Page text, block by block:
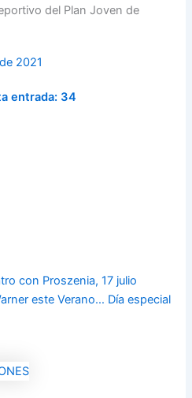
del Plan Joven de
2021
entrada: 34
con Proszenia, 17 julio
este Verano… Día especial